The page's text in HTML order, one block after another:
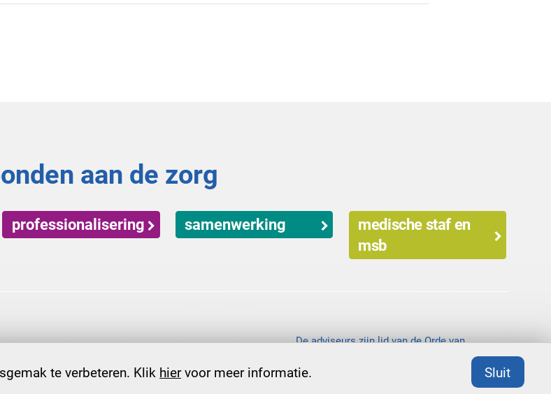
aan de zorg
professionalisering samenwerking
medische staf en
msb
De adviseurs zijn lid van de Orde van
organisatiekundigen en –adviseurs (Ooa).
te verbeteren. Klik hiervoor meer informatie. Sluit